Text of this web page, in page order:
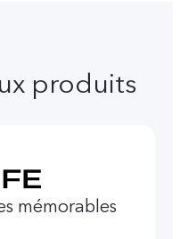
produits
mémorables